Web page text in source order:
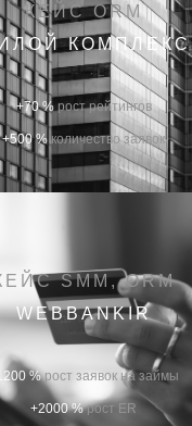
КЕЙС ORM
КОМПЛЕКС
+70 %рост рейтингов
+500 % количество заявок
SMM, ORM
WEBBANKIR
%рост заявок на займы
+2000 %рост ER